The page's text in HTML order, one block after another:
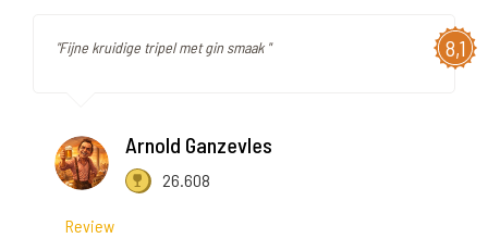
8,1
"Fijne kruidige tripel met gin smaak "
Arnold Ganzevles
26.608
Review